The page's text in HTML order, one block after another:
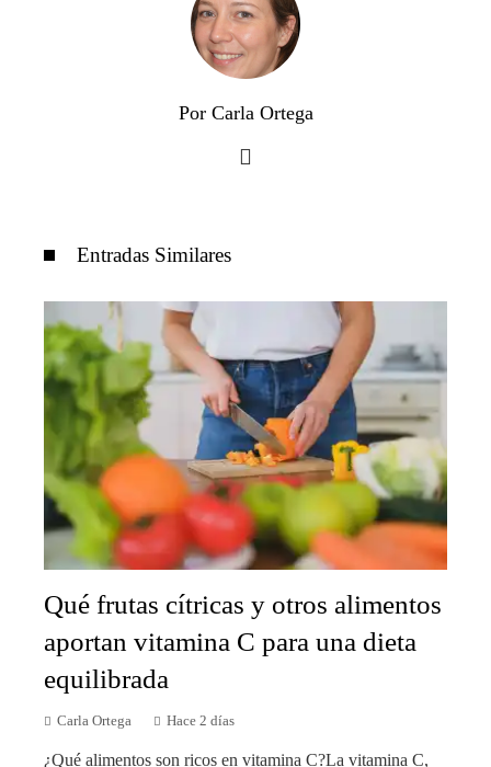
Por Carla Ortega
Entradas Similares
Qué frutas cítricas y otros alimentos
aportan vitamina C para una dieta
equilibrada
Carla Ortega Hace 2 días
¿Qué alimentos son ricos en vitamina C?La vitamina C,